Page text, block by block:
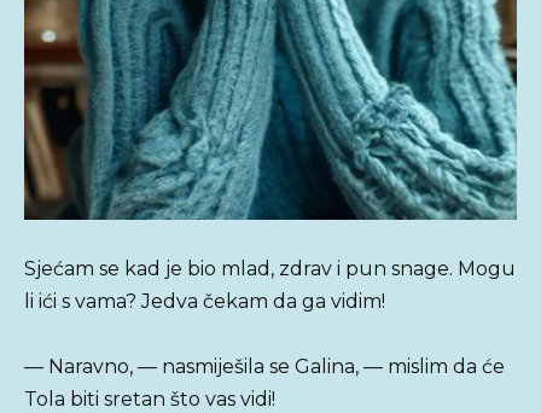
Sjećam se kad je bio mlad, zdrav i pun snage. Mogu
li ići s vama? Jedva čekam da ga vidim!
— Naravno, — nasmiješila se Galina, — mislim da će
Tola biti sretan što vas vidi!